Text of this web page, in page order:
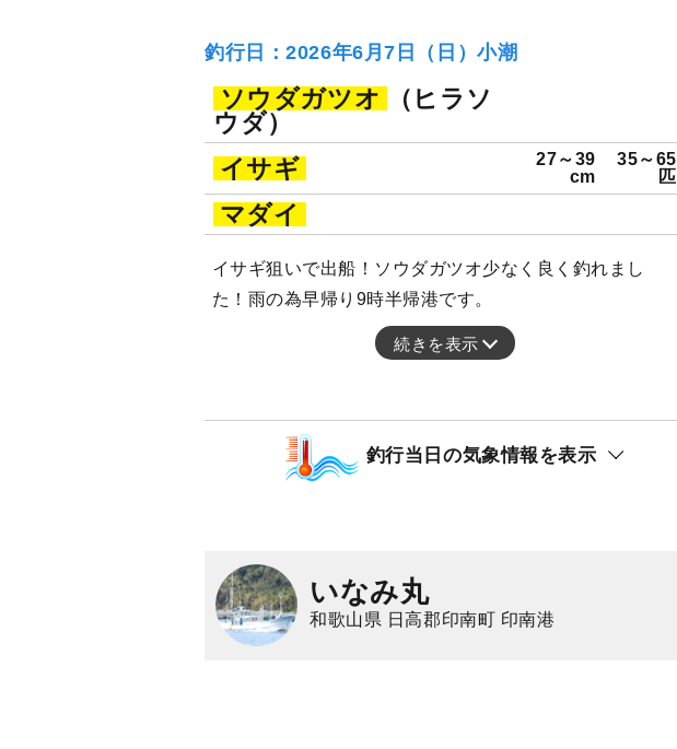
釣行日：2026年6月7日（日）小潮
ソウダガツオ
（ヒラソ
ウダ）
イサギ
27～39
cm
35～65
匹
マダイ
イサギ狙いで出船！ソウダガツオ少なく良く釣れまし
た！雨の為早帰り9時半帰港です。
続きを表示
釣行当日の気象情報を表示
いなみ丸
和歌山県 日高郡印南町 印南港